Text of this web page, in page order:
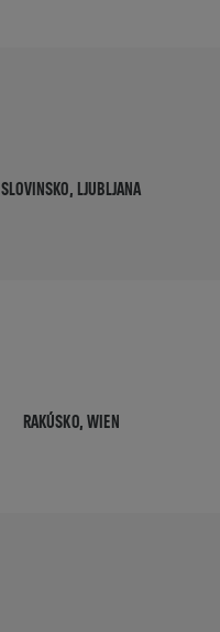
SLOVINSKO, LJUBLJANA
RAKÚSKO,WIEN